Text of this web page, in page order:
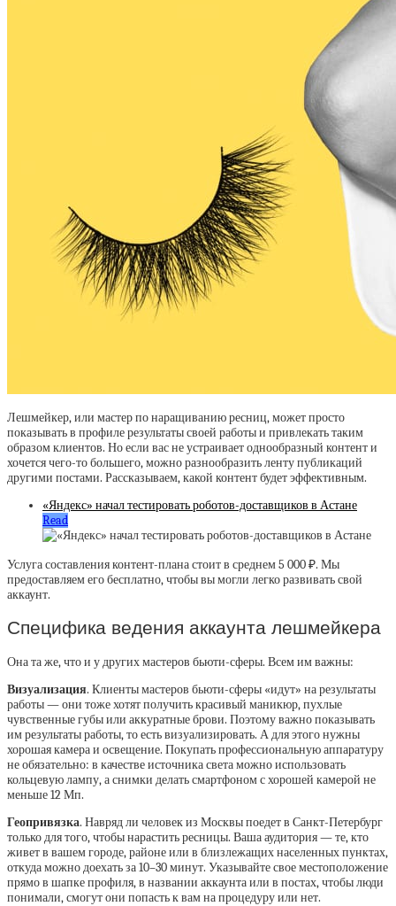
Лешмейкер, или мастер по наращиванию ресниц, может просто
показывать в профиле результаты своей работы и привлекать таким
образом клиентов. Но если вас не устраивает однообразный контент и
хочется чего-то большего, можно разнообразить ленту публикаций
другими постами. Рассказываем, какой контент будет эффективным.
«Яндекс» начал тестировать роботов-доставщиков в Астане
Read
Услуга составления контент-плана стоит в среднем 5 000 ₽. Мы
предоставляем его бесплатно, чтобы вы могли легко развивать свой
аккаунт.
Специфика ведения аккаунта лешмейкера
Она та же, что и у других мастеров бьюти-сферы. Всем им важны:
Визуализация. Клиенты мастеров бьюти-сферы «идут» на результаты
работы — они тоже хотят получить красивый маникюр, пухлые
чувственные губы или аккуратные брови. Поэтому важно показывать
им результаты работы, то есть визуализировать. А для этого нужны
хорошая камера и освещение. Покупать профессиональную аппаратуру
не обязательно: в качестве источника света можно использовать
кольцевую лампу, а снимки делать смартфоном с хорошей камерой не
меньше 12 Мп.
Геопривязка. Навряд ли человек из Москвы поедет в Санкт-Петербург
только для того, чтобы нарастить ресницы. Ваша аудитория — те, кто
живет в вашем городе, районе или в близлежащих населенных пунктах,
откуда можно доехать за 10–30 минут. Указывайте свое местоположение
прямо в шапке профиля, в названии аккаунта или в постах, чтобы люди
понимали, смогут они попасть к вам на процедуру или нет.